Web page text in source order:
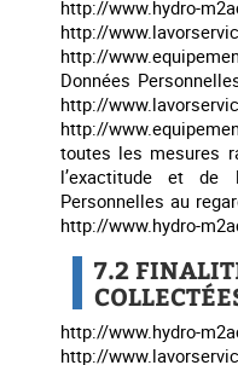
http://www.hydro-
http://
http://
Données
http://
http://
toutes les mesures
l’exactitude et de
Personnelles au
http://www.hydro-
7.2
http://www.hydro-
http://